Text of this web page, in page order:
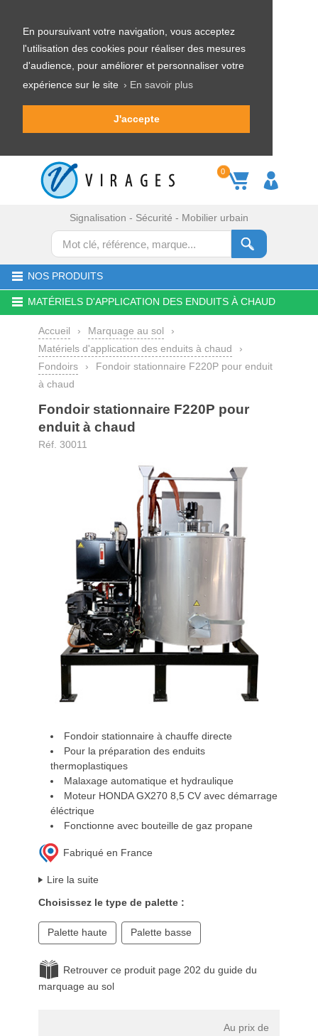
En poursuivant votre navigation, vous acceptez
l'utilisation des cookies pour réaliser des mesures
d'audience, pour améliorer et personnaliser votre
expérience sur le site › En savoir plus
J'accepte
0
Signalisation - Sécurité - Mobilier urbain
NOS PRODUITS
MATÉRIELS D'APPLICATION DES ENDUITS À CHAUD
Accueil › Marquage au sol
›
Matériels d'application des enduits à chaud
›
Fondoirs
›
Fondoir stationnaire F220P pour enduit
à chaud
Fondoir stationnaire F220P pour
enduit à chaud
Réf. 30011
Fondoir stationnaire à chauffe directe
Pour la préparation des enduits
thermoplastiques
Malaxage automatique et hydraulique
Moteur HONDA GX270 8,5 CV avec démarrage
éléctrique
Fonctionne avec bouteille de gaz propane
Fabriqué en France
Lire la suite
Choisissez le type de palette :
Palette haute Palette basse
Retrouver ce produit page 202 du guide du
marquage au sol
Au prix de